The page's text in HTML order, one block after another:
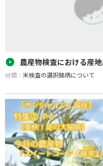
農産物検査における産
分類： 米検査の選択銘柄について
令和元年5月31日～次回改定
（平成21年5月29日付け21総
1の（2）に規定する産地品種